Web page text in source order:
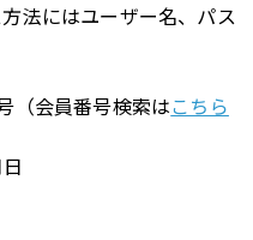
法にはユーザー名、パス
会員番号検索はこちら